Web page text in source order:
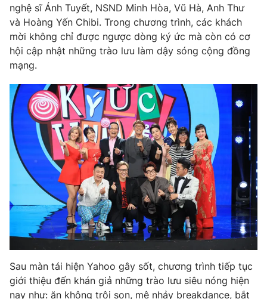
Góc doanh nghiệp
Truyền hình
Phim VTV
Hậu trường
Nhân vật
Khán giả
Giải sao mai
Giải trí
Điện ảnh
Âm nhạc
Sao
Du lịch
Làm đẹp
Chất lượng cuộc sống
Giáo dục
Tuyển sinh
Học trực tuyến
Công nghệ
Hitech Công nghệ tương lai
Sản phẩm
Thị trường
Tư vấn
Giao lưu trực tuyến
Lịch phát sóng
Chuyên mục khác
Emagazine Podcast
nghệ sĩ Ánh Tuyết, NSND Minh Hòa, Vũ Hà, Anh Thư
và Hoàng Yến Chibi. Trong chương trình, các khách
mời không chỉ được ngược dòng ký ức mà còn có cơ
hội cập nhật những trào lưu làm dậy sóng cộng đồng
mạng.
Sau màn tái hiện Yahoo gây sốt, chương trình tiếp tục
giới thiệu đến khán giả những trào lưu siêu nóng hiện
nay như: ăn không trôi son, mê nhảy breakdance, bắt